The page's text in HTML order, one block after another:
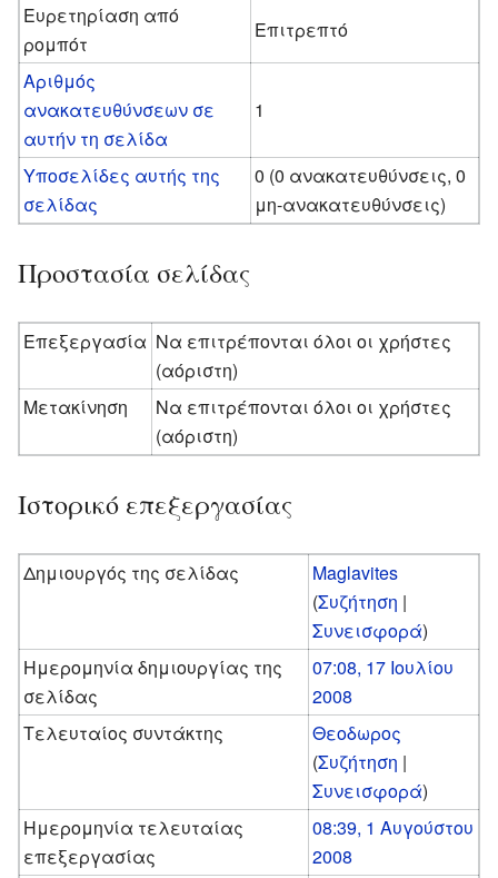
Ευρετηρίαση από
ρομπότ
Επιτρεπτό
Αριθμός
ανακατευθύνσεων σε
αυτήν τη σελίδα
1
Υποσελίδες αυτής της
σελίδας
0 (0 ανακατευθύνσεις, 0
μη-ανακατευθύνσεις)
Προστασία σελίδας
Επεξεργασία Να επιτρέπονται όλοι οι χρήστες
(αόριστη)
Μετακίνηση
Να επιτρέπονται όλοι οι χρήστες
(αόριστη)
Ιστορικό επεξεργασίας
Δημιουργός της σελίδας
Maglavites
(Συζήτηση |
Συνεισφορά)
Ημερομηνία δημιουργίας της
σελίδας
07:08, 17 Ιουλίου
2008
Τελευταίος συντάκτης
Θεοδωρος
(Συζήτηση |
Συνεισφορά)
Ημερομηνία τελευταίας
επεξεργασίας
08:39, 1 Αυγούστου
2008